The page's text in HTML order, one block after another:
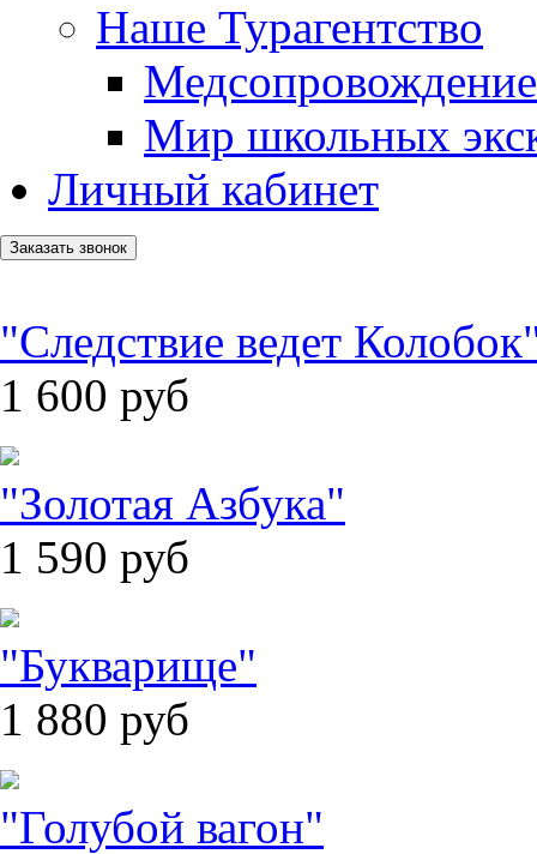
Наше Турагентство
Медсопровождение
Мир школьных
Личный кабинет
Заказать звонок
"Следствие ведет
1 600 руб
"Золотая Азбука"
1 590 руб
"Букварище"
1 880 руб
"Голубой вагон"